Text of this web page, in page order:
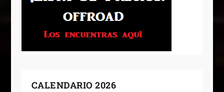
CALENDARIO 2026